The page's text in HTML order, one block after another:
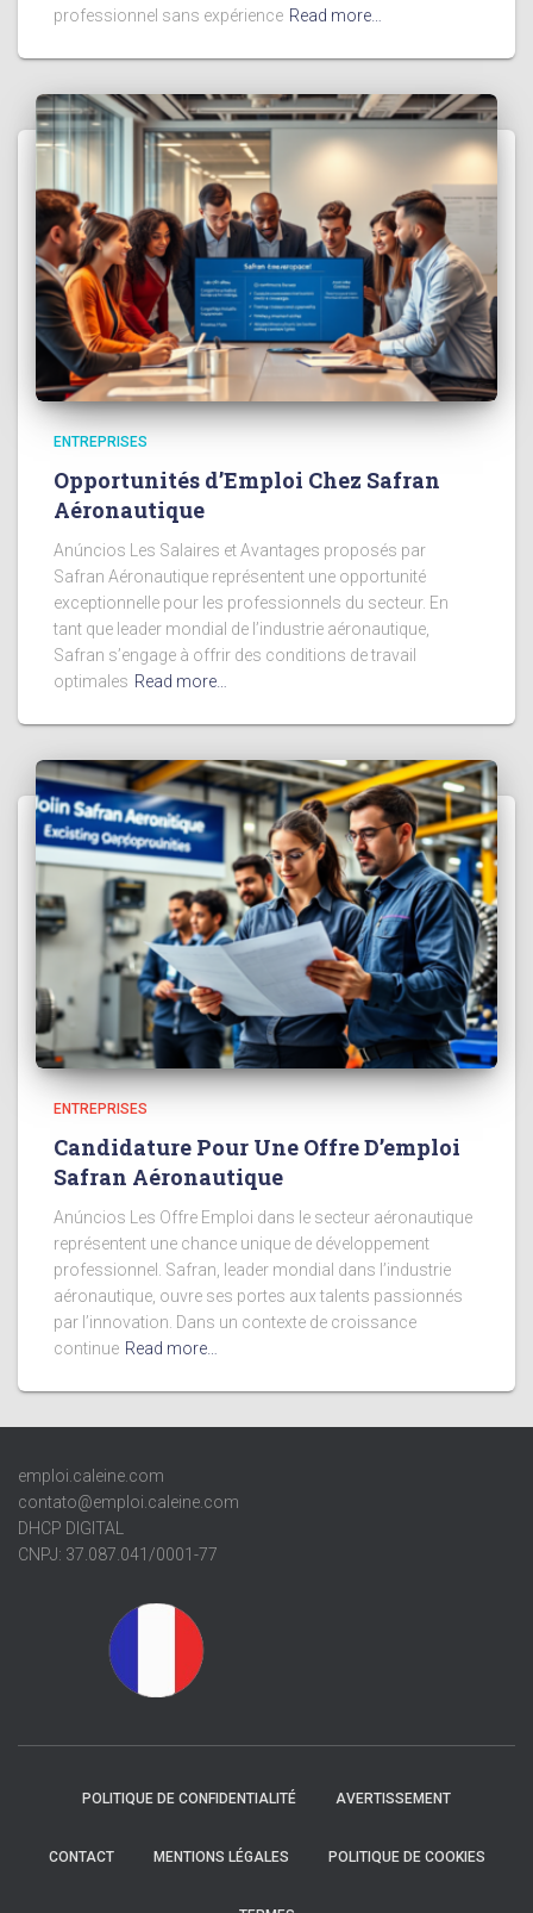
professionnel sans expérience Read more…
ENTREPRISES
Opportunités d’Emploi Chez Safran
Aéronautique
Anúncios Les Salaires et Avantages proposés par
Safran Aéronautique représentent une opportunité
exceptionnelle pour les professionnels du secteur. En
tant que leader mondial de l’industrie aéronautique,
Safran s’engage à offrir des conditions de travail
optimales Read more…
ENTREPRISES
Candidature Pour Une Offre D’emploi
Safran Aéronautique
Anúncios Les Offre Emploi dans le secteur aéronautique
représentent une chance unique de développement
professionnel. Safran, leader mondial dans l’industrie
aéronautique, ouvre ses portes aux talents passionnés
par l’innovation. Dans un contexte de croissance
continue Read more…
emploi.caleine.com
contato@emploi.caleine.com
DHCP DIGITAL
CNPJ: 37.087.041/0001-77
POLITIQUE DE CONFIDENTIALITÉ AVERTISSEMENT
CONTACT MENTIONS LÉGALES POLITIQUE DE COOKIES